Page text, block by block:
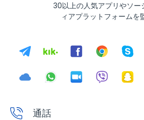
30以上の人気アプリやソー
ィアプラットフォームを
通話